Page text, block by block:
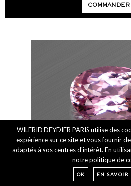
COMMANDER
VIDÉO
KUNZITE
WILFRID DEYDIER PARIS utilise des
expérience sur ce site et vous fournir
adaptés à vos centres d'intérêt. En
notre politique de
OK EN SAVOIR